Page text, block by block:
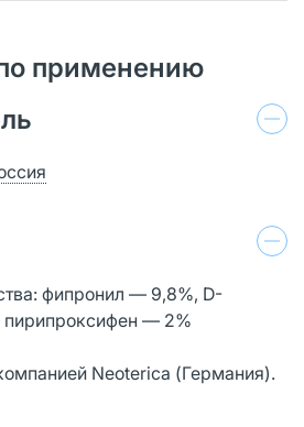
применению
фипронил — 9,8%, D-
— 2%
Neoterica (Германия).